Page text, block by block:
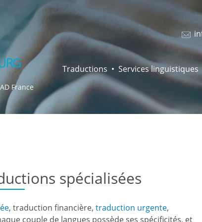
France
Traductions Services linguistiques
spécialisées
, traduction financière, traduction urgente,
couple de langues possède ses spécificités, et